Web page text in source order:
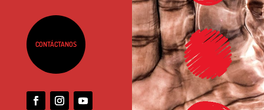
CONTÁCTANOS